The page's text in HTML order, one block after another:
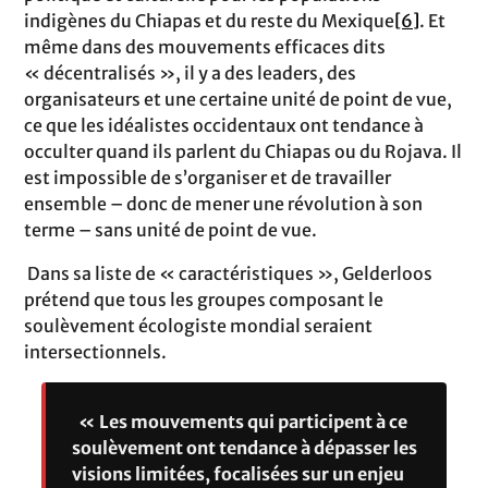
indigènes du Chiapas et du reste du Mexique[6]. Et
même dans des mouvements efficaces dits
« décentralisés », il y a des leaders, des
organisateurs et une certaine unité de point de vue,
ce que les idéalistes occidentaux ont tendance à
occulter quand ils parlent du Chiapas ou du Rojava. Il
est impossible de s’organiser et de travailler
ensemble – donc de mener une révolution à son
terme – sans unité de point de vue.
Dans sa liste de « caractéristiques », Gelderloos
prétend que tous les groupes composant le
soulèvement écologiste mondial seraient
intersectionnels.
« Les mouvements qui participent à ce
soulèvement ont tendance à dépasser les
visions limitées, focalisées sur un enjeu